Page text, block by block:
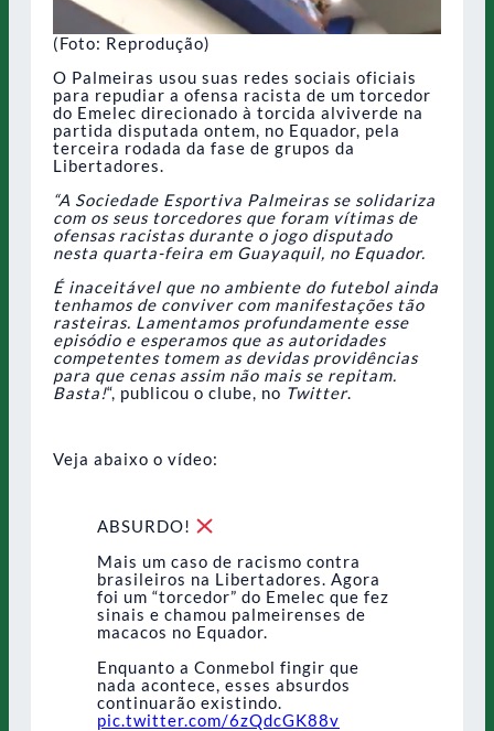
(Foto: Reprodução)
O Palmeiras usou suas redes sociais oficiais
para repudiar a ofensa racista de um torcedor
do Emelec direcionado à torcida alviverde na
partida disputada ontem, no Equador, pela
terceira rodada da fase de grupos da
Libertadores.
“A Sociedade Esportiva Palmeiras se solidariza
com os seus torcedores que foram vítimas de
ofensas racistas durante o jogo disputado
nesta quarta-feira em Guayaquil, no Equador.
É inaceitável que no ambiente do futebol ainda
tenhamos de conviver com manifestações tão
rasteiras. Lamentamos profundamente esse
episódio e esperamos que as autoridades
competentes tomem as devidas providências
para que cenas assim não mais se repitam.
Basta!“, publicou o clube, no Twitter.
Veja abaixo o vídeo:
ABSURDO!
Mais um caso de racismo contra
brasileiros na Libertadores. Agora
foi um “torcedor” do Emelec que fez
sinais e chamou palmeirenses de
macacos no Equador.
Enquanto a Conmebol fingir que
nada acontece, esses absurdos
continuarão existindo.
pic.twitter.com/6zQdcGK88v